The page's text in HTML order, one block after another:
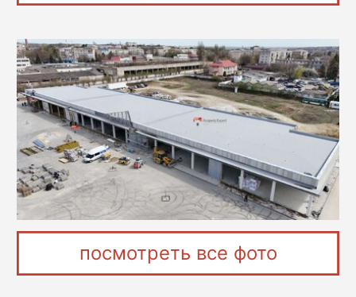
посмотреть все фото